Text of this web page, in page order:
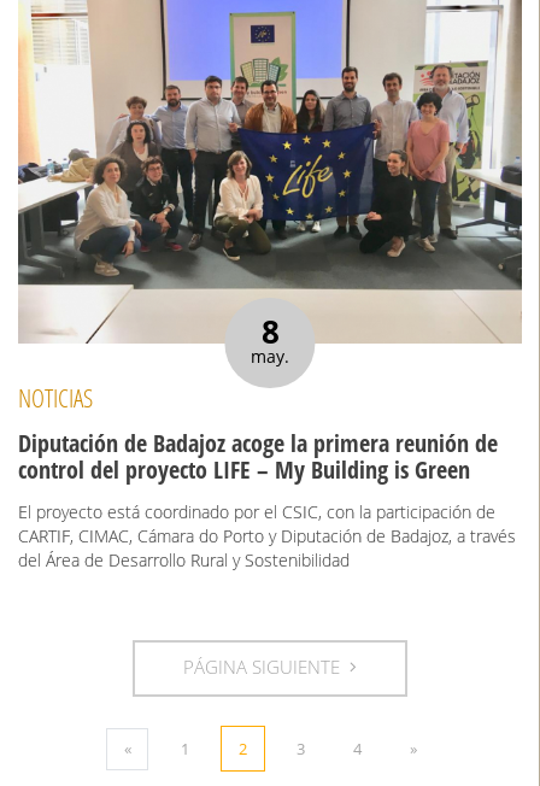
8
may.
NOTICIAS
Diputación de Badajoz acoge la primera reunión de
control del proyecto LIFE – My Building is Green
El proyecto está coordinado por el CSIC, con la participación de
CARTIF, CIMAC, Cámara do Porto y Diputación de Badajoz, a través
del Área de Desarrollo Rural y Sostenibilidad
PÁGINA SIGUIENTE
« 1 2 3 4 »